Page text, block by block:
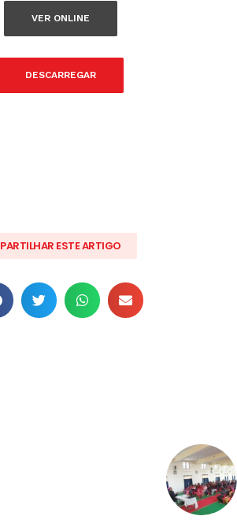
VER ONLINE
DESCARREGAR
PARTILHAR ESTE ARTIGO